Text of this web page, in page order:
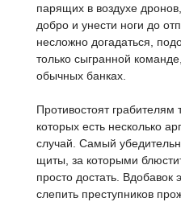
парящих в воздухе
добро и унести ноги до
несложно догадаться,
только сыгранной
обычных банках.
Противостоят грабителям
которых есть несколько
случай. Самый
щиты, за которыми
просто достать. Вдобавок
слепить преступников